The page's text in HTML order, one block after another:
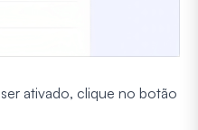
ativado, clique no botão